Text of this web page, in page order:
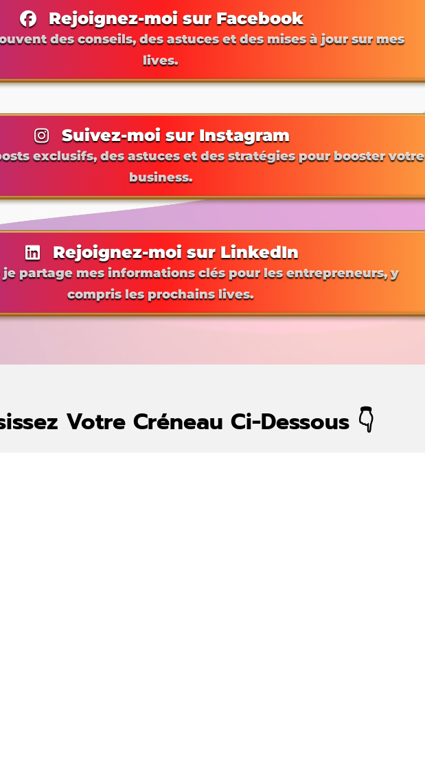
Rejoignez-moi sur Facebook
des conseils, des astuces et des mises à jour sur mes
lives.
Suivez-moi sur Instagram
exclusifs, des astuces et des stratégies pour booster votre
business.
Rejoignez-moi sur LinkedIn
je partage mes informations clés pour les entrepreneurs, y
compris les prochains lives.
Votre Créneau Ci-Dessous 👇